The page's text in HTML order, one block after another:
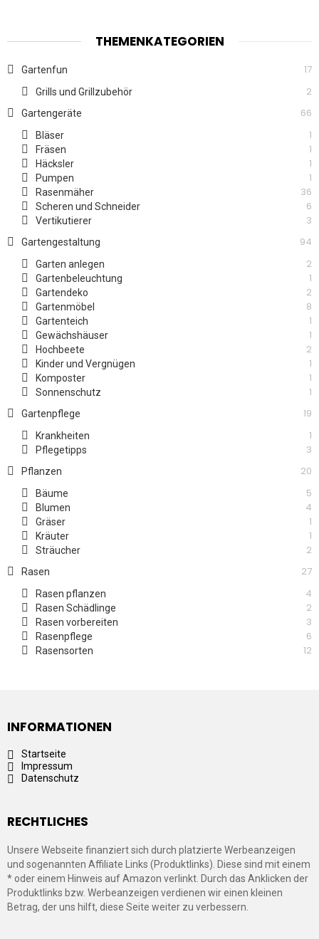
THEMENKATEGORIEN
Gartenfun 17
Grills und Grillzubehör 2
Gartengeräte 66
Bläser 1
Fräsen 1
Häcksler 1
Pumpen 1
Rasenmäher 36
Scheren und Schneider 6
Vertikutierer 3
Gartengestaltung 94
Garten anlegen 2
Gartenbeleuchtung 1
Gartendeko 2
Gartenmöbel 8
Gartenteich 1
Gewächshäuser 1
Hochbeete 2
Kinder und Vergnügen 1
Komposter 1
Sonnenschutz 1
Gartenpflege 19
Krankheiten 1
Pflegetipps 3
Pflanzen 20
Bäume 5
Blumen 4
Gräser 1
Kräuter 1
Sträucher 2
Rasen 27
Rasen pflanzen 4
Rasen Schädlinge 2
Rasen vorbereiten 3
Rasenpflege 6
Rasensorten 12
INFORMATIONEN
Startseite
Impressum
Datenschutz
RECHTLICHES
Unsere Webseite finanziert sich durch platzierte Werbeanzeigen
und sogenannten Affiliate Links (Produktlinks). Diese sind mit einem
* oder einem Hinweis auf Amazon verlinkt. Durch das Anklicken der
Produktlinks bzw. Werbeanzeigen verdienen wir einen kleinen
Betrag, der uns hilft, diese Seite weiter zu verbessern.